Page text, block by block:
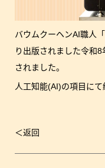
バウムクーヘンAI職人
り出版されました令和
されました。
人工知能(AI)の項目にて
文
＜返回